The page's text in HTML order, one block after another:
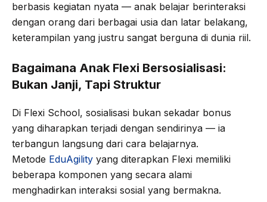
berbasis kegiatan nyata — anak belajar berinteraksi
dengan orang dari berbagai usia dan latar belakang,
keterampilan yang justru sangat berguna di dunia riil.
Bagaimana Anak Flexi Bersosialisasi:
Bukan Janji, Tapi Struktur
Di Flexi School, sosialisasi bukan sekadar bonus
yang diharapkan terjadi dengan sendirinya — ia
terbangun langsung dari cara belajarnya.
Metode EduAgility yang diterapkan Flexi memiliki
beberapa komponen yang secara alami
menghadirkan interaksi sosial yang bermakna.